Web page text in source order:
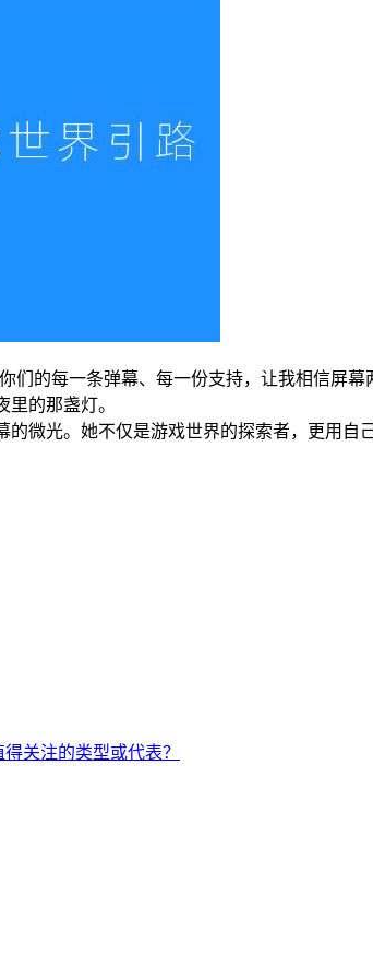
们的每一条弹幕、每一份支持，让我相信屏
的那盏灯。
微光。她不仅是游戏世界的探索者，更用
关注的类型或代表？